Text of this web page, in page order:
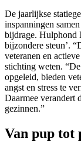
De jaarlijkse
inspanningen
bijdrage. Hulphond
bijzondere steun’.
veteranen en
stichting weten.
opgeleid, bieden
angst en stress te
Daarmee verandert
gezinnen.”
Van pup tot